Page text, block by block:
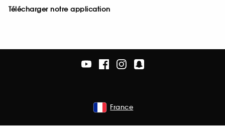
Télécharger notre application
France